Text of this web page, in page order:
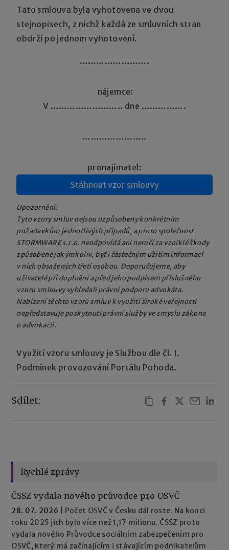
Tato smlouva byla vyhotovena ve dvou
stejnopisech, z nichž každá ze smluvních stran
obdrží po jednom vyhotovení.
V …………………….. dne …………….
…………………..
pronajímatel:
…………………….
nájemce:
Stáhnout vzor smlouvy
Upozornění:
Tyto vzory smluv nejsou uzpůsobeny konkrétním
požadavkům jednotlivých případů, a proto společnost
STORMWARE s.r.o. neodpovídá ani neručí za vzniklé škody
způsobené jakýmkoliv, byť i částečným užitím informací
v nich obsažených třetí osobou. Doporučujeme, aby
uživatelé při doplnění a před jeho podpisem příslušného
vzoru smlouvy vyhledali právní podporu advokáta.
Nabízení těchto vzorů smluv k využití široké veřejnosti
nepředstavuje poskytnutí právní služby ve smyslu zákona
o advokacii.
Využití vzoru smlouvy je Službou dle čl. I.
Podmínek provozování Portálu Pohoda.
Sdílet:
Rychlé zprávy
ČSSZ vydala nového průvodce pro OSVČ
28. 07. 2026
Počet OSVČ v Česku dál roste. Na konci
roku 2025 jich bylo více než 1,17 milionu. ČSSZ proto
vydala nového Průvodce sociálním zabezpečením pro
OSVČ, který má začínajícím i stávajícím podnikatelům